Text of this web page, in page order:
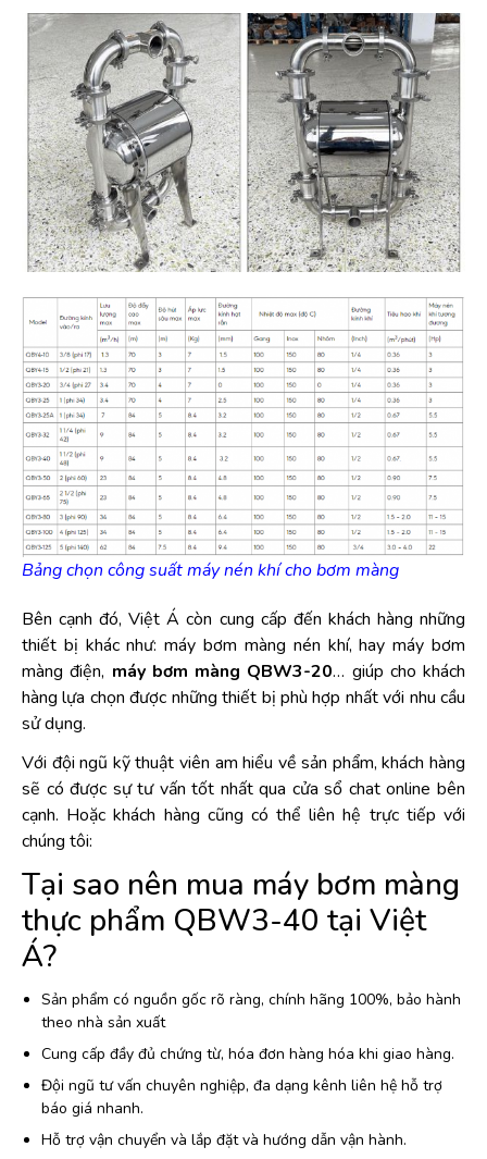
Bảng chọn công suất máy nén khí cho bơm màng
Bên cạnh đó, Việt Á còn cung cấp đến khách hàng những
thiết bị khác như: máy bơm màng nén khí, hay máy bơm
màng điện, máy bơm màng QBW3-20… giúp cho khách
hàng lựa chọn được những thiết bị phù hợp nhất với nhu cầu
sử dụng.
Với đội ngũ kỹ thuật viên am hiểu về sản phẩm, khách hàng
sẽ có được sự tư vấn tốt nhất qua cửa sổ chat online bên
cạnh. Hoặc khách hàng cũng có thể liên hệ trực tiếp với
chúng tôi:
Tại sao nên mua máy bơm màng
thực phẩm QBW3-40 tại Việt
Á?
Sản phẩm có nguồn gốc rõ ràng, chính hãng 100%, bảo hành
theo nhà sản xuất
Cung cấp đầy đủ chứng từ, hóa đơn hàng hóa khi giao hàng.
Đội ngũ tư vấn chuyên nghiệp, đa dạng kênh liên hệ hỗ trợ
báo giá nhanh.
Hỗ trợ vận chuyển và lắp đặt và hướng dẫn vận hành.